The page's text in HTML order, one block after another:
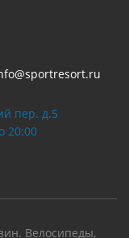
пер. д.5
20:00
Велосипеды,